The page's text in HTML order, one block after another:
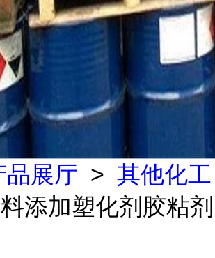
品展厅 > 其他化工
添加塑化剂胶粘剂